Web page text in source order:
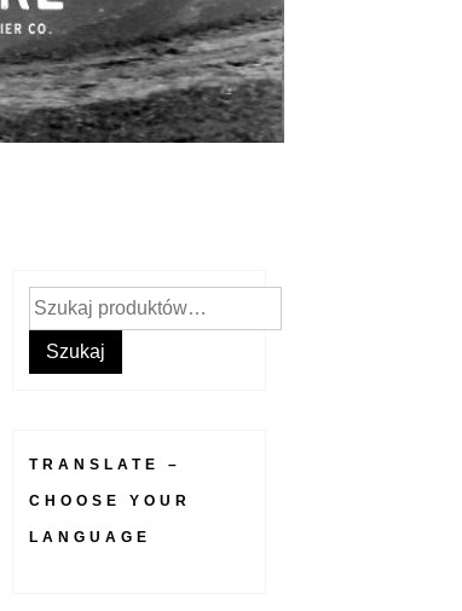
Szukaj:
Szukaj
TRANSLATE –
CHOOSE YOUR
LANGUAGE